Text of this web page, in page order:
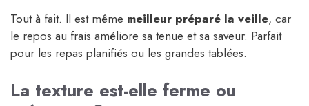
Tout à fait. Il est même meilleur préparé la veille, car
le repos au frais améliore sa tenue et sa saveur. Parfait
pour les repas planifiés ou les grandes tablées.
La texture est-elle ferme ou